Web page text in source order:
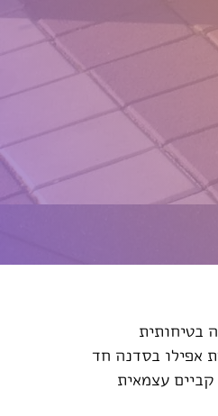
בטיחותית
אפילו בסדנה חד
להליכת קביים עצמאית